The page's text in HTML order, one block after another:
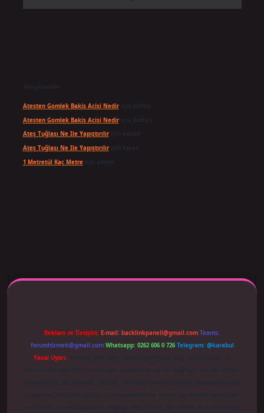
Son yorumlar
Atesten Gomlek Bakis Acisi Nediriçin
Atesten Gomlek Bakis Acisi Nediriçin
Ateş Tuğlası Ne Ile Yapıştırılıriçin
Ateş Tuğlası Ne Ile Yapıştırılıriçin
1 Metretül Kaç Metreiçin
Reklam ve İletişim: E-mail: backlinkpaneli@gmail.com Teams:
forumhizmeti@gmail.com Whatsapp: 0262 606 0 726 Telegram: @karabul
Yasal Uyarı: